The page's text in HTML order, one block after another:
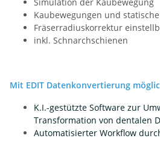
Kaubewegungen und
Fräserradiuskorrektur
inkl. Schnarchschienen
Mit EDIT Datenkonvertierung
K.I.-gestützte Software zur
Transformation von dentalen
Automatisierter Workflow